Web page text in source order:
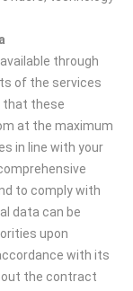
through
of the services
that these
at the maximum
in line with your
to comply with
data can be
upon
with its
the contract